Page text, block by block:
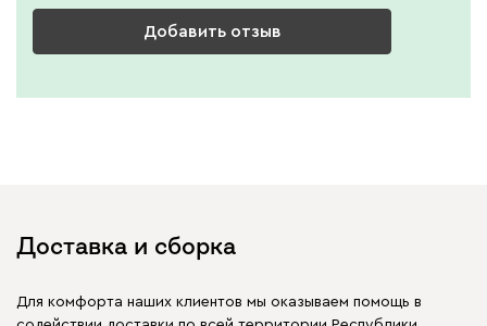
Добавить отзыв
Доставка и сборка
Для комфорта наших клиентов мы оказываем помощь в